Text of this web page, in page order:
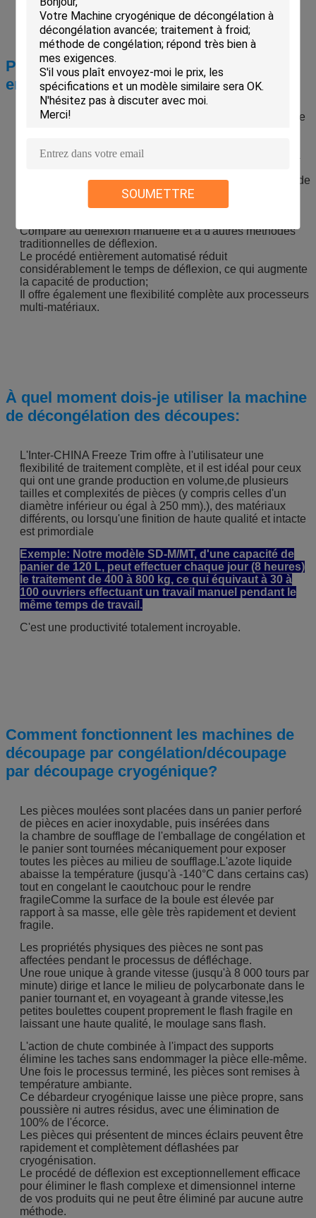
SOUMETTRE
Pourquoi devrais-je utiliser la tondeuse
entièrement automatisée?
Machine de déblatissement, également appelée machine
existe depuis plus de 50 ans, son introduction pratique a
Ce procédé utilise de l'azote liquide, une rotation à grande
vitesse et des médias (explosifs) en combinaisons
variables pour éliminer le flash de manière très précise,
Comparé au déflexion manuelle et à d'autres méthodes
traditionnelles de déflexion.
Le procédé entièrement automatisé réduit
considérablement le temps de déflexion, ce qui augmente
la capacité de production;
Il offre également une flexibilité complète aux processeurs
multi-matériaux.
À quel moment dois-je utiliser la machine
de décongélation des découpes:
L'Inter-CHINA Freeze Trim offre à l'utilisateur une
flexibilité de traitement complète, et il est idéal pour ceux
qui ont une grande production en volume,de plusieurs
tailles et complexités de pièces (y compris celles d'un
diamètre inférieur ou égal à 250 mm).), des matériaux
différents, ou lorsqu'une finition de haute qualité et intacte
est primordiale
Exemple: Notre modèle SD-M/MT, d'une capacité de
panier de 120 L, peut effectuer chaque jour (8 heures)
le traitement de 400 à 800 kg, ce qui équivaut à 30 à
100 ouvriers effectuant un travail manuel pendant le
même temps de travail.
C'est une productivité totalement incroyable.
Comment fonctionnent les machines de
découpage par congélation/découpage
par découpage cryogénique?
Les pièces moulées sont placées dans un panier perforé
de pièces en acier inoxydable, puis insérées dans
la chambre de soufflage de l'emballage de congélation et
le panier sont tournées mécaniquement pour exposer
toutes les pièces au milieu de soufflage.L'azote liquide
abaisse la température (jusqu'à -140°C dans certains cas)
tout en congelant le caoutchouc pour le rendre
fragileComme la surface de la boule est élevée par
rapport à sa masse, elle gèle très rapidement et devient
fragile.
Les propriétés physiques des pièces ne sont pas
affectées pendant le processus de défléchage.
Une roue unique à grande vitesse (jusqu'à 8 000 tours par
minute) dirige et lance le milieu de polycarbonate dans le
panier tournant et, en voyageant à grande vitesse,les
petites boulettes coupent proprement le flash fragile en
laissant une haute qualité, le moulage sans flash.
L'action de chute combinée à l'impact des supports
élimine les taches sans endommager la pièce elle-même.
Une fois le processus terminé, les pièces sont remises à
température ambiante.
Ce débardeur cryogénique laisse une pièce propre, sans
poussière ni autres résidus, avec une élimination de
100% de l'écorce.
Les pièces qui présentent de minces éclairs peuvent être
rapidement et complètement déflashées par
cryogénisation.
Le procédé de déflexion est exceptionnellement efficace
pour éliminer le flash complexe et dimensionnel interne
de vos produits qui ne peut être éliminé par aucune autre
méthode.